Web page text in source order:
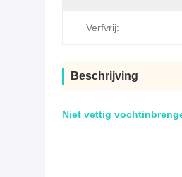
Verfvrij:
Beschrijving
Niet vettig